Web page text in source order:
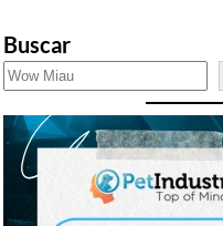
Buscar